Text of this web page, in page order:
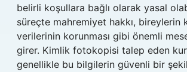
belirli koşullara bağlı olarak yasal
süreçte mahremiyet hakkı, bireylerin
verilerinin korunması gibi önemli
girer. Kimlik fotokopisi talep eden
genellikle bu bilgilerin güvenli bir